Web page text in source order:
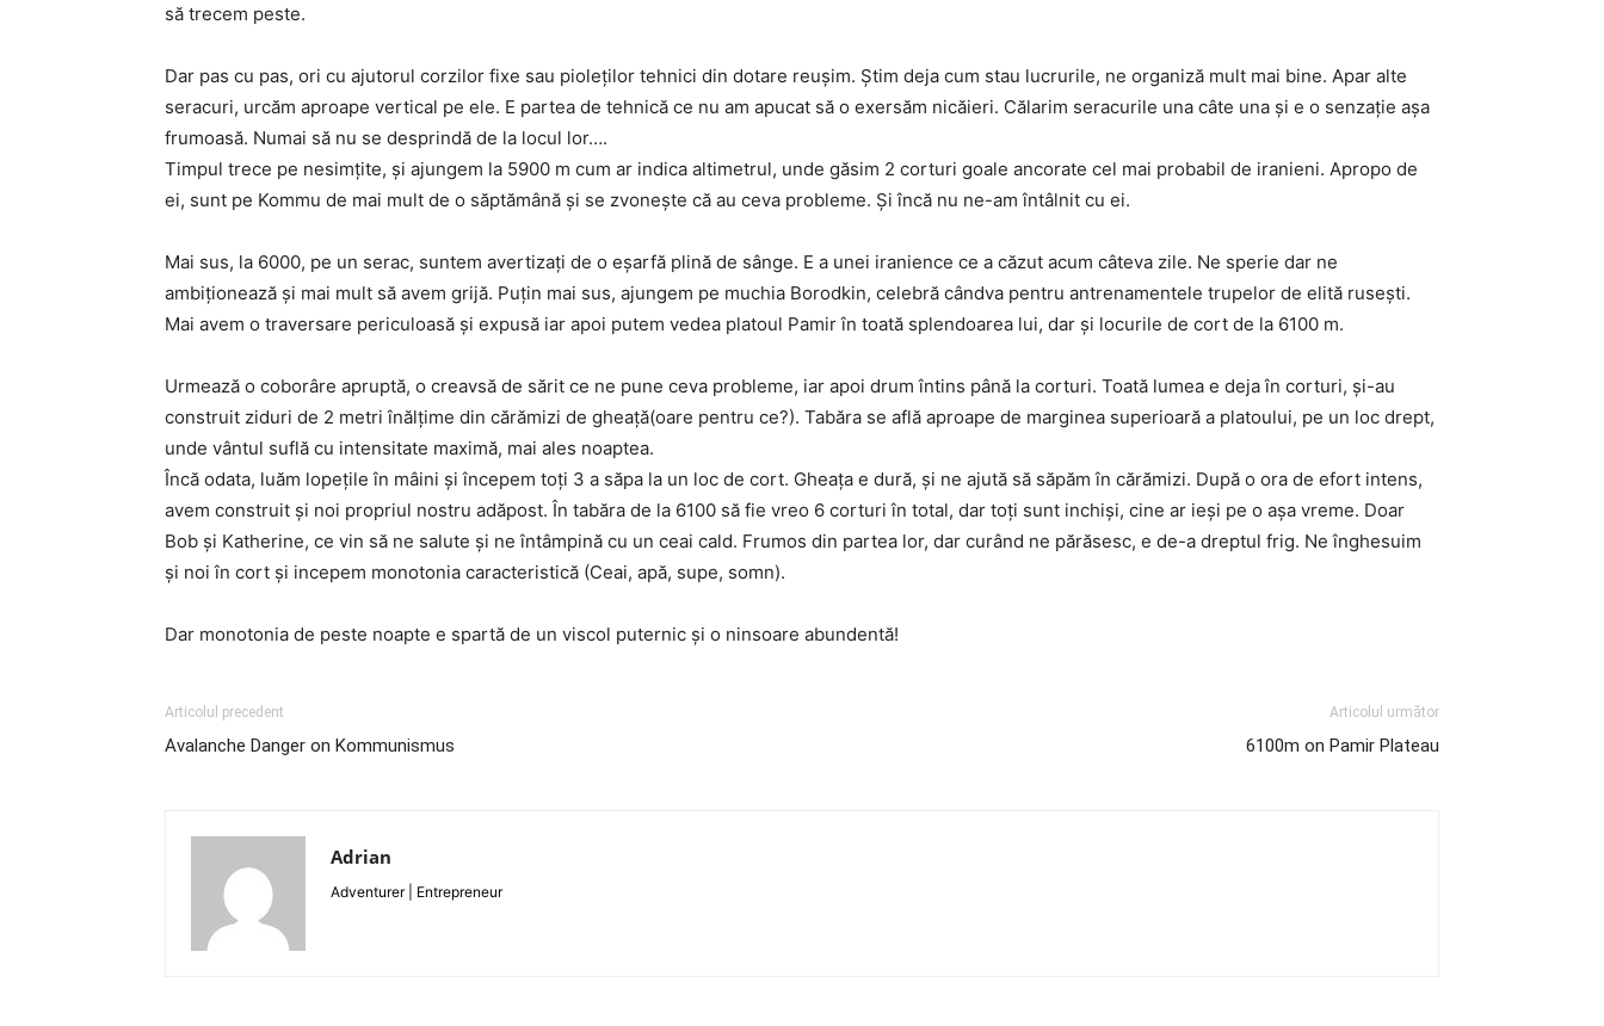
să trecem peste.
Dar pas cu pas, ori cu ajutorul corzilor fixe sau pioleţilor tehnici din dotare reuşim. Ştim deja cum stau lucrurile, ne organiză mult mai bine. Apar alte
seracuri, urcăm aproape vertical pe ele. E partea de tehnică ce nu am apucat să o exersăm nicăieri. Călarim seracurile una câte una şi e o senzaţie aşa
frumoasă. Numai să nu se desprindă de la locul lor….
Timpul trece pe nesimţite, şi ajungem la 5900 m cum ar indica altimetrul, unde găsim 2 corturi goale ancorate cel mai probabil de iranieni. Apropo de
ei, sunt pe Kommu de mai mult de o săptămână şi se zvoneşte că au ceva probleme. Şi încă nu ne-am întâlnit cu ei.
Mai sus, la 6000, pe un serac, suntem avertizaţi de o eşarfă plină de sânge. E a unei iranience ce a căzut acum câteva zile. Ne sperie dar ne
ambiţionează şi mai mult să avem grijă. Puţin mai sus, ajungem pe muchia Borodkin, celebră cândva pentru antrenamentele trupelor de elită ruseşti.
Mai avem o traversare periculoasă şi expusă iar apoi putem vedea platoul Pamir în toată splendoarea lui, dar şi locurile de cort de la 6100 m.
Urmează o coborâre apruptă, o creavsă de sărit ce ne pune ceva probleme, iar apoi drum întins până la corturi. Toată lumea e deja în corturi, şi-au
construit ziduri de 2 metri înălţime din cărămizi de gheaţă(oare pentru ce?). Tabăra se află aproape de marginea superioară a platoului, pe un loc drept,
unde vântul suflă cu intensitate maximă, mai ales noaptea.
Încă odata, luăm lopeţile în mâini şi începem toţi 3 a săpa la un loc de cort. Gheaţa e dură, şi ne ajută să săpăm în cărămizi. După o ora de efort intens,
avem construit şi noi propriul nostru adăpost. În tabăra de la 6100 să fie vreo 6 corturi în total, dar toţi sunt inchişi, cine ar ieşi pe o aşa vreme. Doar
Bob şi Katherine, ce vin să ne salute şi ne întâmpină cu un ceai cald. Frumos din partea lor, dar curând ne părăsesc, e de-a dreptul frig. Ne înghesuim
şi noi în cort şi incepem monotonia caracteristică (Ceai, apă, supe, somn).
Dar monotonia de peste noapte e spartă de un viscol puternic şi o ninsoare abundentă!
Articolul precedent
Avalanche Danger on Kommunismus
Articolul următor
6100m on Pamir Plateau
Adrian
Adventurer | Entrepreneur